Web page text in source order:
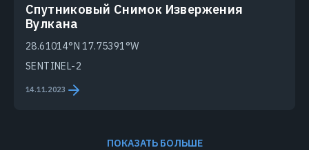
Спутниковый Снимок Извержения
Вулкана
28.61014°N 17.75391°W
SENTINEL-2
14.11.2023
ПОКАЗАТЬ БОЛЬШЕ